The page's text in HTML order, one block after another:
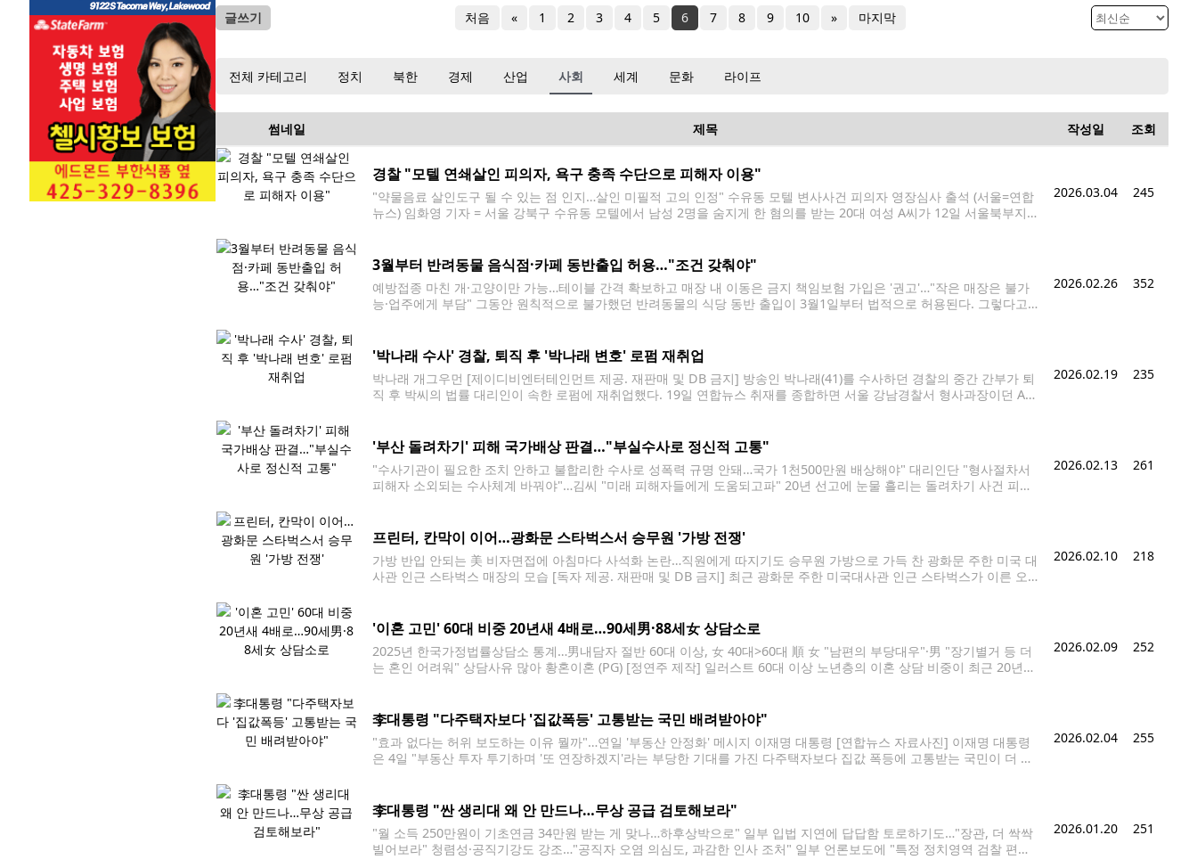
글쓰기 처음 « 1 2 3 4 5 6 7 8 9 10 » 마지막
전체 카테고리 정치 북한 경제 산업 사회 세계 문화 라이프
썸네일 제목 작성일 조회
경찰 "모텔 연쇄살인 피의자, 욕구 충족 수단으로 피해자 이용"
"약물음료 살인도구 될 수 있는 점 인지…살인 미필적 고의 인정" 수유동 모텔 변사사건 피의자 영장심사 출석 (서울=연합
뉴스) 임화영 기자 = 서울 강북구 수유동 모텔에서 남성 2명을 숨지게 한 혐의를 받는 20대 여성 A씨가 12일 서울북부지
2026.03.04 245
3월부터 반려동물 음식점·카페 동반출입 허용…"조건 갖춰야"
예방접종 마친 개·고양이만 가능…테이블 간격 확보하고 매장 내 이동은 금지 책임보험 가입은 '권고'…"작은 매장은 불가
능·업주에게 부담" 그동안 원칙적으로 불가했던 반려동물의 식당 동반 출입이 3월1일부터 법적으로 허용된다. 그렇다고
2026.02.26 352
'박나래 수사' 경찰, 퇴직 후 '박나래 변호' 로펌 재취업
박나래 개그우먼 [제이디비엔터테인먼트 제공. 재판매 및 DB 금지] 방송인 박나래(41)를 수사하던 경찰의 중간 간부가 퇴
직 후 박씨의 법률 대리인이 속한 로펌에 재취업했다. 19일 연합뉴스 취재를 종합하면 서울 강남경찰서 형사과장이던 A씨
2026.02.19 235
'부산 돌려차기' 피해 국가배상 판결…"부실수사로 정신적 고통"
"수사기관이 필요한 조치 안하고 불합리한 수사로 성폭력 규명 안돼…국가 1천500만원 배상해야" 대리인단 "형사절차서
피해자 소외되는 수사체계 바꿔야"…김씨 "미래 피해자들에게 도움되고파" 20년 선고에 눈물 흘리는 돌려차기 사건 피해
2026.02.13 261
프린터, 칸막이 이어…광화문 스타벅스서 승무원 '가방 전쟁'
가방 반입 안되는 美 비자면접에 아침마다 사석화 논란…직원에게 따지기도 승무원 가방으로 가득 찬 광화문 주한 미국 대
사관 인근 스타벅스 매장의 모습 [독자 제공. 재판매 및 DB 금지] 최근 광화문 주한 미국대사관 인근 스타벅스가 이른 오
2026.02.10 218
'이혼 고민' 60대 비중 20년새 4배로…90세男·88세女 상담소로
2025년 한국가정법률상담소 통계…男내담자 절반 60대 이상, 女 40대>60대 順 女 "남편의 부당대우"·男 "장기별거 등 더
는 혼인 어려워" 상담사유 많아 황혼이혼 (PG) [정연주 제작] 일러스트 60대 이상 노년층의 이혼 상담 비중이 최근 20년
2026.02.09 252
李대통령 "다주택자보다 '집값폭등' 고통받는 국민 배려받아야"
"효과 없다는 허위 보도하는 이유 뭘까"…연일 '부동산 안정화' 메시지 이재명 대통령 [연합뉴스 자료사진] 이재명 대통령
은 4일 "부동산 투자 투기하며 '또 연장하겠지'라는 부당한 기대를 가진 다주택자보다 집값 폭등에 고통받는 국민이 더 배
2026.02.04 255
李대통령 "싼 생리대 왜 안 만드나…무상 공급 검토해보라"
"월 소득 250만원이 기초연금 34만원 받는 게 맞나…하후상박으로" 일부 입법 지연에 답답함 토로하기도…"장관, 더 싹싹
빌어보라" 청렴성·공직기강도 강조…"공직자 오염 의심도, 과감한 인사 조처" 일부 언론보도에 "특정 정치영역 검찰 편들
2026.01.20 251